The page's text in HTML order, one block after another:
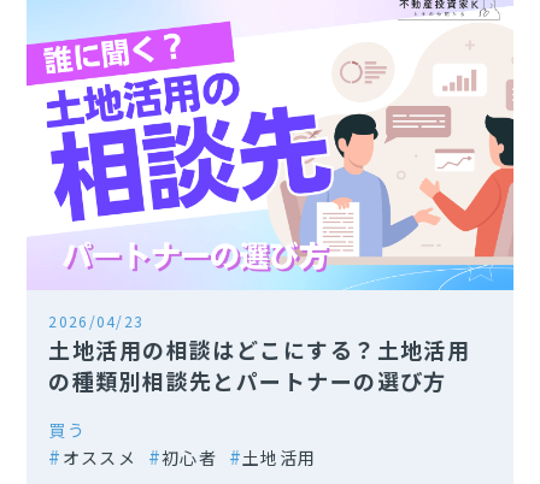
2026/04/23
土地活用の相談はどこにする？土地活用
の種類別相談先とパートナーの選び方
買う
オススメ
初心者 土地活用